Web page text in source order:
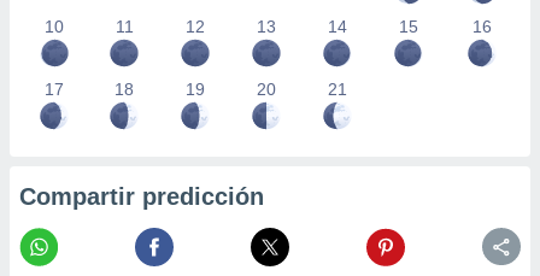
10 11 12 13 14 15 16
17 18 19 20 21
Compartir predicción